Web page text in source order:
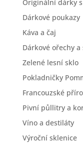
Originální dárky
Dárkové poukazy
Káva a čaj
Dárkové ořechy
Zelené lesní sklo
Pokladničky
Francouzské
Pivní půllitry a
Víno a destiláty
Výroční sklenice